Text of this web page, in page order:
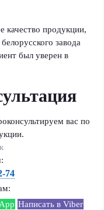
качество продукции,
завода
был уверен в
вас по
74
Написать в Viber